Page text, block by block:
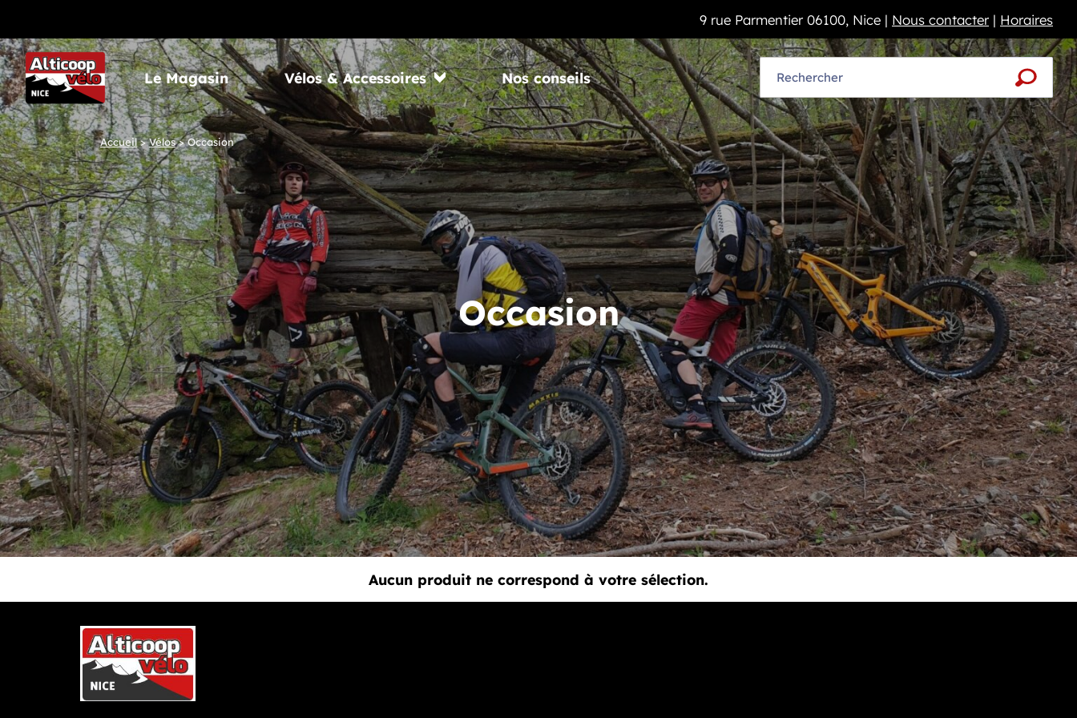
9 rue Parmentier 06100, Nice | Nous contacter | Horaires
Le Magasin Vélos & Accessoires Nos conseils
Accueil>Vélos>Occasion
Occasion
Aucun produit ne correspond à votre sélection.